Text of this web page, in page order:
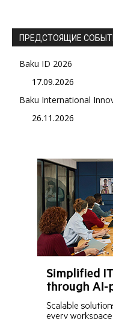
ПРЕДСТОЯЩИЕ
Baku ID 2026
17.09.2026
Baku International
26.11.2026